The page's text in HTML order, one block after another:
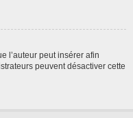
l’auteur peut insérer afin
peuvent désactiver cette